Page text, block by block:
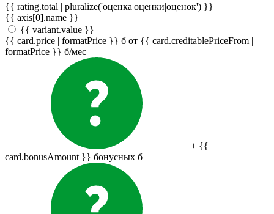
{{ rating.total | pluralize('оценка|оценки|оценок') }}
{{ axis[0].name }}
{{ variant.value }}
{{ card.price | formatPrice }} б от {{ card.creditablePriceFrom |
formatPrice }} б/мес
+ {{
card.bonusAmount }} бонусных б